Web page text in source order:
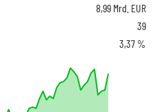
8,99 Mrd. EUR
39
3,37 %